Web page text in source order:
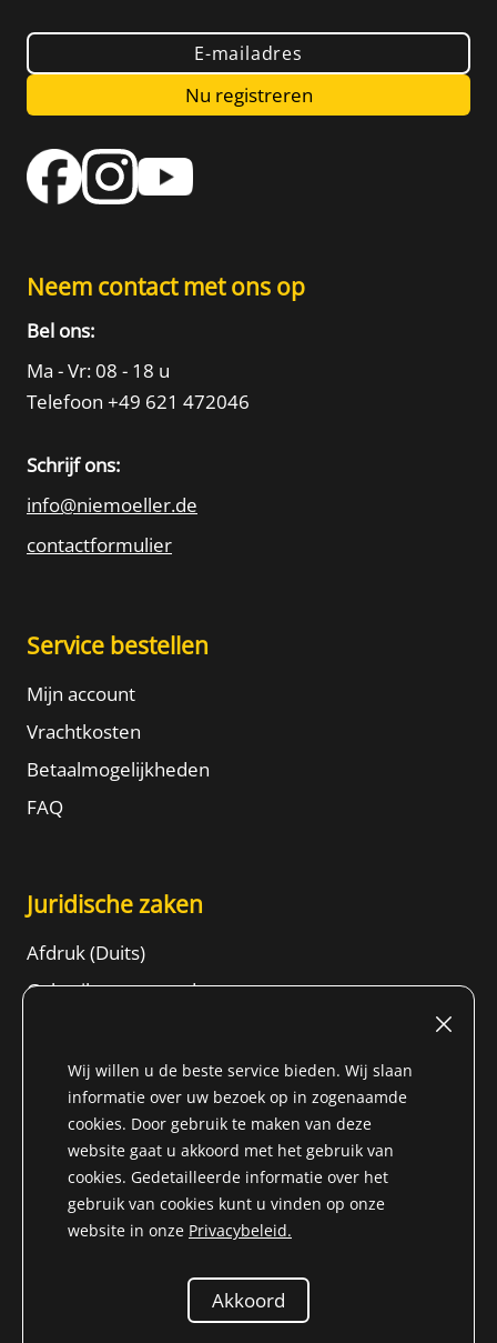
E-mailadres
Nu registreren
Neem contact met ons op
Bel ons:
Ma - Vr: 08 - 18 u
Telefoon +49 621 472046
Schrijf ons:
info@niemoeller.de
contactformulier
Service bestellen
Mijn account
Vrachtkosten
Betaalmogelijkheden
FAQ
Juridische zaken
Afdruk (Duits)
Gebruiksvoorwaarden
ALGEMENE VOORWAARDEN
Gegevensbeschermingsinformatie
Content
© 2026 Niemöller
) plusvrachtkostenen rembourskosten,
tenzij anders vermeld.
Wij willen u de beste service bieden. Wij slaan
informatie over uw bezoek op in zogenaamde
cookies. Door gebruik te maken van deze
website gaat u akkoord met het gebruik van
cookies. Gedetailleerde informatie over het
gebruik van cookies kunt u vinden op onze
website in onze Privacybeleid.
Akkoord